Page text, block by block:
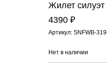
Жилет силуэт
4390 ₽
Артикул: SNFWB-
Нет в наличии